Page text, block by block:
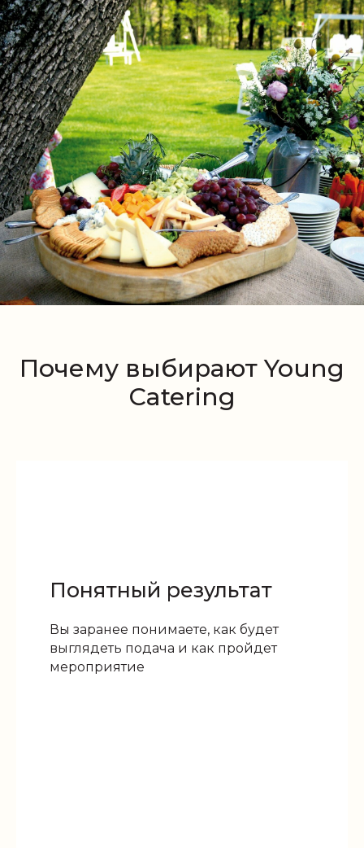
Почему выбирают Young
Catering
Понятный результат
Вы заранее понимаете, как будет
выглядеть подача и как пройдет
мероприятие